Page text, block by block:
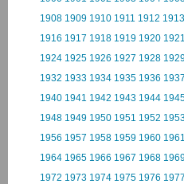
1908 1909 1910 1911 1912 1913
1916 1917 1918 1919 1920 1921
1924 1925 1926 1927 1928
1932 1933 1934 1935 1936 1937
1940 1941 1942 1943 1944
1948 1949 1950 1951 1952
1956 1957 1958 1959 1960 1961
1964 1965 1966 1967 1968
1972 1973 1974 1975 1976 1977